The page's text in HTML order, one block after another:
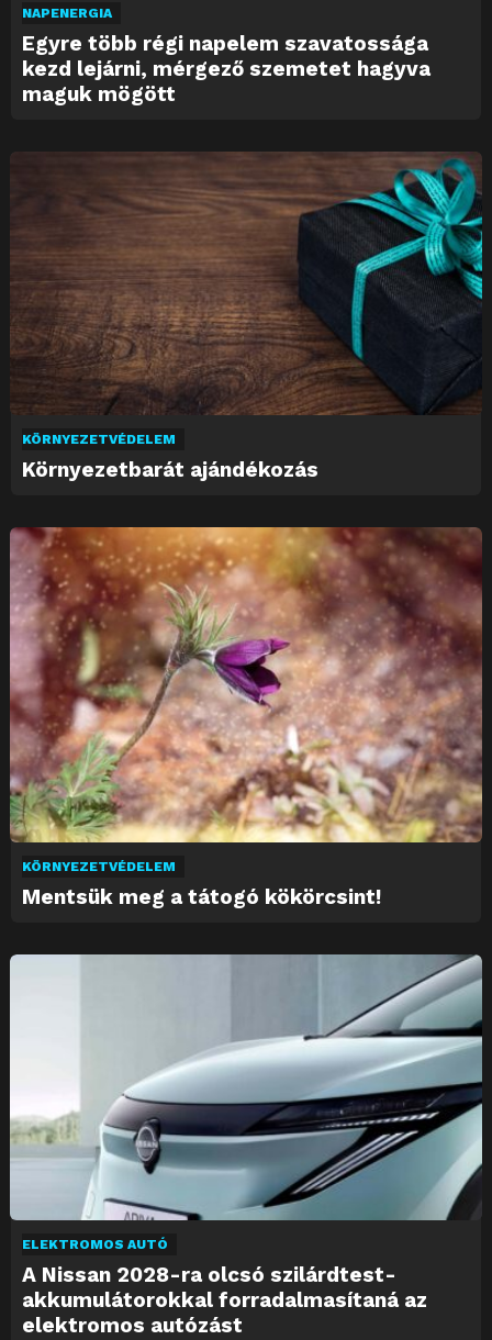
NAPENERGIA
Egyre több régi napelem szavatossága
kezd lejárni, mérgező szemetet hagyva
maguk mögött
KÖRNYEZETVÉDELEM
Környezetbarát ajándékozás
KÖRNYEZETVÉDELEM
Mentsük meg a tátogó kökörcsint!
ELEKTROMOS AUTÓ
A Nissan 2028-ra olcsó szilárdtest-
akkumulátorokkal forradalmasítaná az
elektromos autózást